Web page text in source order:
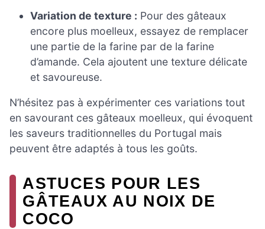
Variation de texture : Pour des gâteaux
encore plus moelleux, essayez de remplacer
une partie de la farine par de la farine
d’amande. Cela ajoutent une texture délicate
et savoureuse.
N’hésitez pas à expérimenter ces variations tout
en savourant ces gâteaux moelleux, qui évoquent
les saveurs traditionnelles du Portugal mais
peuvent être adaptés à tous les goûts.
ASTUCES POUR LES
GÂTEAUX AU NOIX DE
COCO